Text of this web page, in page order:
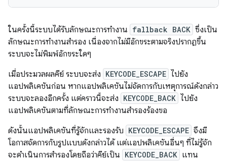
ในครั้งนี้ระบบได้รับลักษณะการทำงาน fallback BACK ซึ่งเป็น
ลักษณะการทำงานสำรอง เนื่องจากไม่มีอักขระตามจริงปรากฏขึ้น
ระบบจะไม่พิมพ์อักขระใดๆ
เมื่อประมวลผลคีย์ ระบบจะส่ง KEYCODE_ESCAPE ไปยัง
แอปพลิเคชันก่อน หากแอปพลิเคชันไม่จัดการกับเหตุการณ์ดังกล่าว
ระบบจะลองอีกครั้ง แต่คราวนี้จะส่ง KEYCODE_BACK ไปยัง
แอปพลิเคชันตามที่ลักษณะการทำงานสำรองร้องขอ
ดังนั้นแอปพลิเคชันที่รู้จักและรองรับ KEYCODE_ESCAPE จึงมี
โอกาสจัดการกับรูปแบบดังกล่าวได้ แต่แอปพลิเคชันอื่นๆ ที่ไม่รู้จัก
จะดำเนินการสำรองโดยถือว่าคีย์เป็น KEYCODE_BACK แทน